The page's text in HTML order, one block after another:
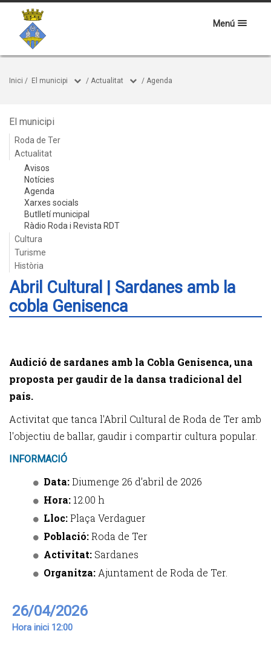
Menú
Inici / El municipi / Actualitat / Agenda
El municipi
Roda de Ter
Actualitat
Avisos
Notícies
Agenda
Xarxes socials
Butlletí municipal
Ràdio Roda i Revista RDT
Cultura
Turisme
Història
Abril Cultural | Sardanes amb la
cobla Genisenca
Audició de sardanes amb la Cobla Genisenca, una
proposta per gaudir de la dansa tradicional del
país.
Activitat que tanca l'Abril Cultural de Roda de Ter amb
l'objectiu de ballar, gaudir i compartir cultura popular.
INFORMACIÓ
Data:Diumenge 26 d’abril de 2026
Hora: 12.00 h
Lloc:Plaça Verdaguer
Població:Roda de Ter
Activitat: Sardanes
Organitza: Ajuntament de Roda de Ter.
26/04/2026
Hora inici 12:00